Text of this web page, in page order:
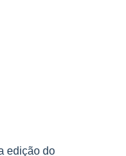
edição do